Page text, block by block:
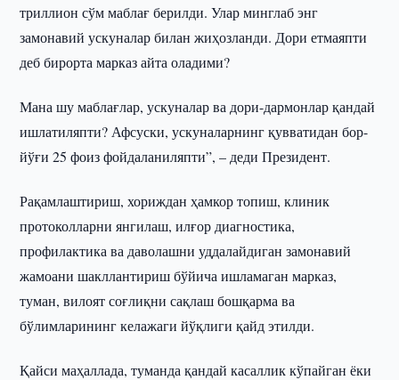
триллион сўм маблағ берилди. Улар минглаб энг
замонавий ускуналар билан жиҳозланди. Дори етмаяпти
деб бирорта марказ айта оладими?
Мана шу маблағлар, ускуналар ва дори-дармонлар қандай
ишлатиляпти? Афсуски, ускуналарнинг қувватидан бор-
йўғи 25 фоиз фойдаланиляпти”, – деди Президент.
Рақамлаштириш, хориждан ҳамкор топиш, клиник
протоколларни янгилаш, илғор диагностика,
профилактика ва даволашни уддалайдиган замонавий
жамоани шакллантириш бўйича ишламаган марказ,
туман, вилоят соғлиқни сақлаш бошқарма ва
бўлимларининг келажаги йўқлиги қайд этилди.
Қайси маҳаллада, туманда қандай касаллик кўпайган ёки